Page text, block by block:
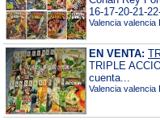
16-17-20-21-
Valencia valencia
EN VENTA:
TRIPLE
cuenta...
Valencia valencia